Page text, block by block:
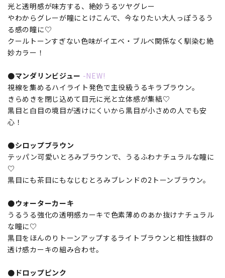
光と透明感が味方する、絶妙うるツヤグレー
やわからグレーが瞳にとけこんで、今なりたい大人っぽうるう
る感の瞳に♡
クールトーンすぎない色味がイエベ・ブルべ関係なく馴染む絶
妙カラー！
●マンダリンビジュー -NEW!
視線を集めるハイライト発色で主役級うるキラブラウン。
きらめきを閉じ込めて目元に光と立体感が集結♡
黒目と白目の境目が透けにくいから黒目が小さめの人でも安
心！
●シロップブラウン
テッパン可愛いとろみブラウンで、うるふわナチュラルな瞳に
♡
黒目にも茶目にもなじむとろみブレンドの2トーンブラウン。
●ウォーターカーキ
うるうる強化の透明感カーキで色素薄めのあか抜けナチュラル
な瞳に♡
黒目をほんのりトーンアップするライトブラウンと相性抜群の
透け感カーキの組み合わせ。
●ドロップピンク